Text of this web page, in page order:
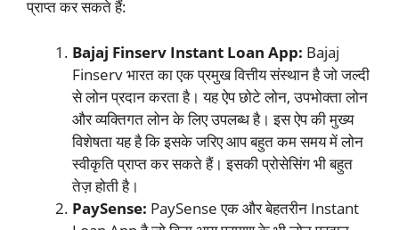
प्राप्त कर सकते हैं:
Bajaj Finserv Instant Loan App: Bajaj
Finserv भारत का एक प्रमुख वित्तीय संस्थान है जो जल्दी
से लोन प्रदान करता है। यह ऐप छोटे लोन, उपभोक्ता लोन
और व्यक्तिगत लोन के लिए उपलब्ध है। इस ऐप की मुख्य
विशेषता यह है कि इसके जरिए आप बहुत कम समय में लोन
स्वीकृति प्राप्त कर सकते हैं। इसकी प्रोसेसिंग भी बहुत
तेज़ होती है।
PaySense: PaySense एक और बेहतरीन Instant